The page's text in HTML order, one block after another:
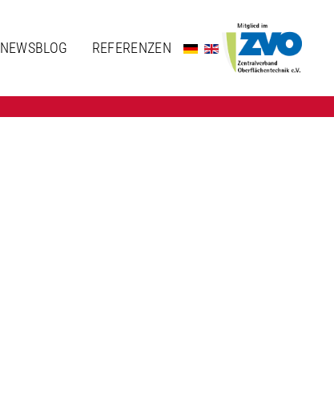
NEWSBLOG REFERENZEN